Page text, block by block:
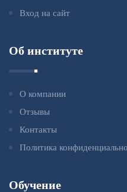
Вход на сайт
Об институте
О компании
Отзывы
Контакты
Политика
Обучение